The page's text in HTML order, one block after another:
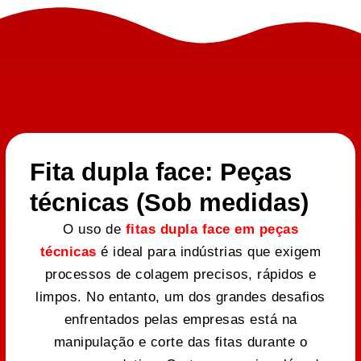
Fita dupla face: Peças
técnicas (Sob medidas)
O uso de fitas dupla face em peças
técnicas é ideal para indústrias que exigem
processos de colagem precisos, rápidos e
limpos. No entanto, um dos grandes desafios
enfrentados pelas empresas está na
manipulação e corte das fitas durante o